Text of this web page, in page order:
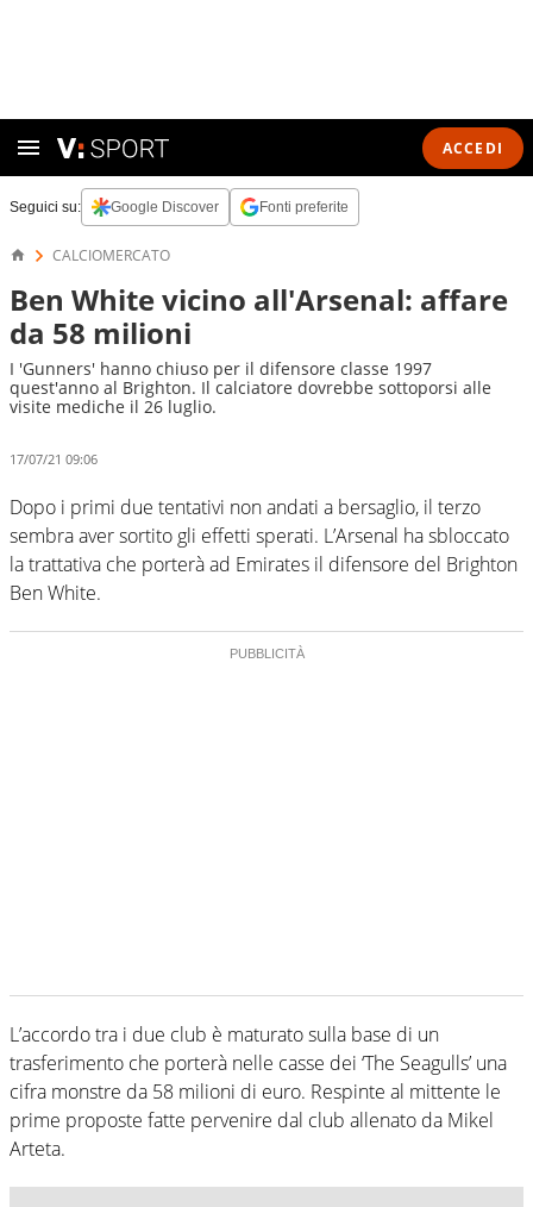
ACCEDI
Seguici su: Google Discover Fonti preferite
CALCIOMERCATO
Ben White vicino all'Arsenal: affare
da 58 milioni
I 'Gunners' hanno chiuso per il difensore classe 1997
quest'anno al Brighton. Il calciatore dovrebbe sottoporsi alle
visite mediche il 26 luglio.
17/07/21 09:06
Dopo i primi due tentativi non andati a bersaglio, il terzo
sembra aver sortito gli effetti sperati. L’Arsenal ha sbloccato
la trattativa che porterà ad Emirates il difensore del Brighton
Ben White.
L’accordo tra i due club è maturato sulla base di un
trasferimento che porterà nelle casse dei ‘The Seagulls’ una
cifra monstre da 58 milioni di euro. Respinte al mittente le
prime proposte fatte pervenire dal club allenato da Mikel
Arteta.